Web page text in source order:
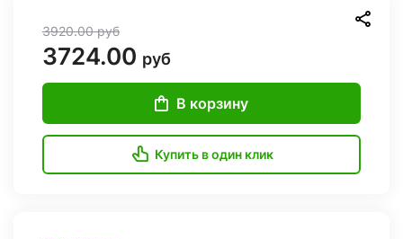
3920.00руб
3724.00 руб
В корзину
Купить в один клик